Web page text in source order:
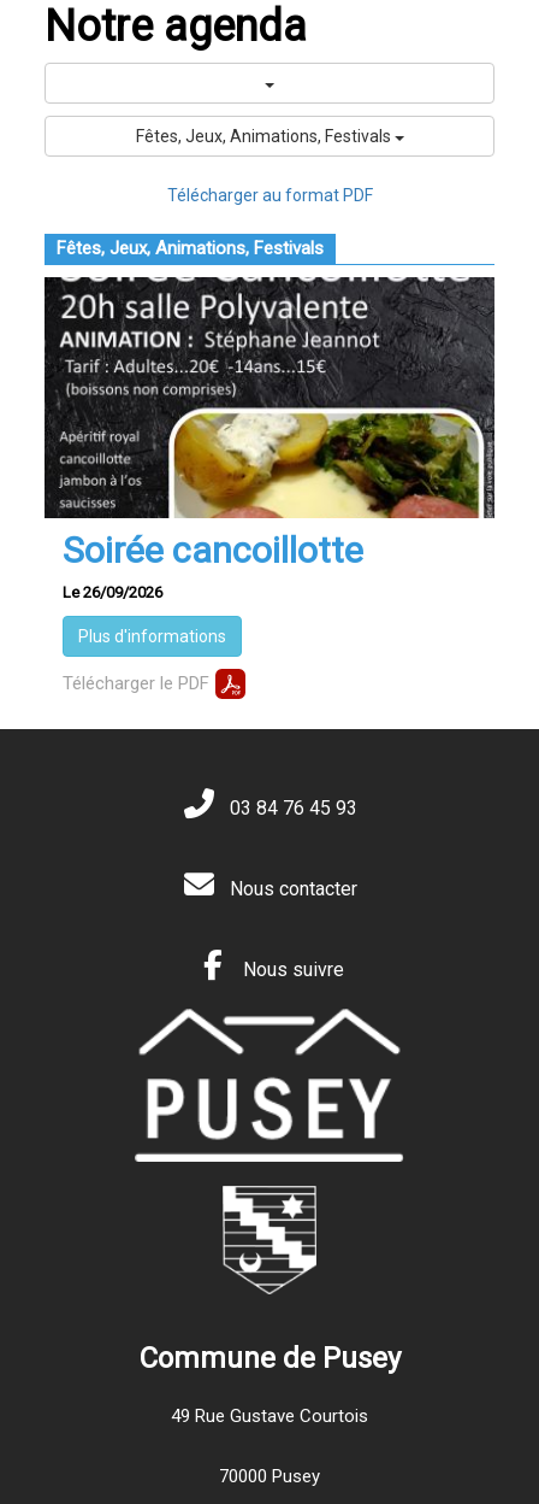
Notre agenda
Fêtes, Jeux, Animations, Festivals
Télécharger au format PDF
Fêtes, Jeux, Animations, Festivals
Soirée cancoillotte
Le 26/09/2026
Plus d'informations
Télécharger le PDF
03 84 76 45 93
Nous contacter
Nous suivre
Commune de Pusey
49 Rue Gustave Courtois
70000 Pusey